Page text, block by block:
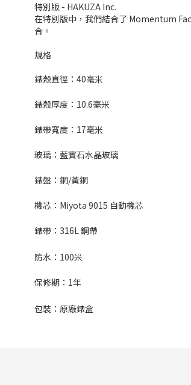
特別版 - HAKUZA Inc.
在特別版中，我們結合了 Momentum
合。
規格
錶殼直徑： 40毫米
錶殼厚度： 10.6毫米
錶帶寬度：17毫米
玻璃：藍寶石水晶玻璃
錶盤：銅/黃銅
機芯：Miyota 9015 自動機芯
錶帶：316L 鋼帶
防水：100米
保修期： 1年
包裝：原廠錶盒